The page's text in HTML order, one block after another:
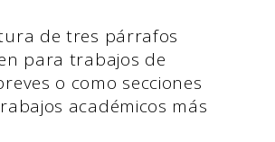
de tres párrafos
para trabajos de
o como secciones
académicos más